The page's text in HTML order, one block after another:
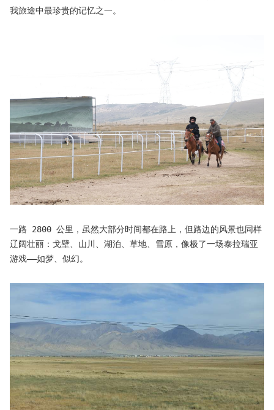
我旅途中最珍贵的记忆之一。
一路 2800 公里，虽然大部分时间都在路上，但路边的风景也同样
辽阔壮丽：戈壁、山川、湖泊、草地、雪原，像极了一场泰拉瑞亚
游戏——如梦、似幻。